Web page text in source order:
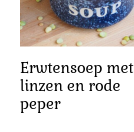
Erwtensoep met
linzen en rode
peper